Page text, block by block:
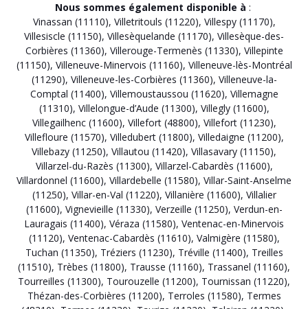
Nous sommes également disponible à :
Vinassan (11110), Villetritouls (11220), Villespy (11170),
Villesiscle (11150), Villesèquelande (11170), Villesèque-des-
Corbières (11360), Villerouge-Termenès (11330), Villepinte
(11150), Villeneuve-Minervois (11160), Villeneuve-lès-Montréal
(11290), Villeneuve-les-Corbières (11360), Villeneuve-la-
Comptal (11400), Villemoustaussou (11620), Villemagne
(11310), Villelongue-d’Aude (11300), Villegly (11600),
Villegailhenc (11600), Villefort (48800), Villefort (11230),
Villefloure (11570), Villedubert (11800), Villedaigne (11200),
Villebazy (11250), Villautou (11420), Villasavary (11150),
Villarzel-du-Razès (11300), Villarzel-Cabardès (11600),
Villardonnel (11600), Villardebelle (11580), Villar-Saint-Anselme
(11250), Villar-en-Val (11220), Villanière (11600), Villalier
(11600), Vignevieille (11330), Verzeille (11250), Verdun-en-
Lauragais (11400), Véraza (11580), Ventenac-en-Minervois
(11120), Ventenac-Cabardès (11610), Valmigère (11580),
Tuchan (11350), Tréziers (11230), Tréville (11400), Treilles
(11510), Trèbes (11800), Trausse (11160), Trassanel (11160),
Tourreilles (11300), Tourouzelle (11200), Tournissan (11220),
Thézan-des-Corbières (11200), Terroles (11580), Termes